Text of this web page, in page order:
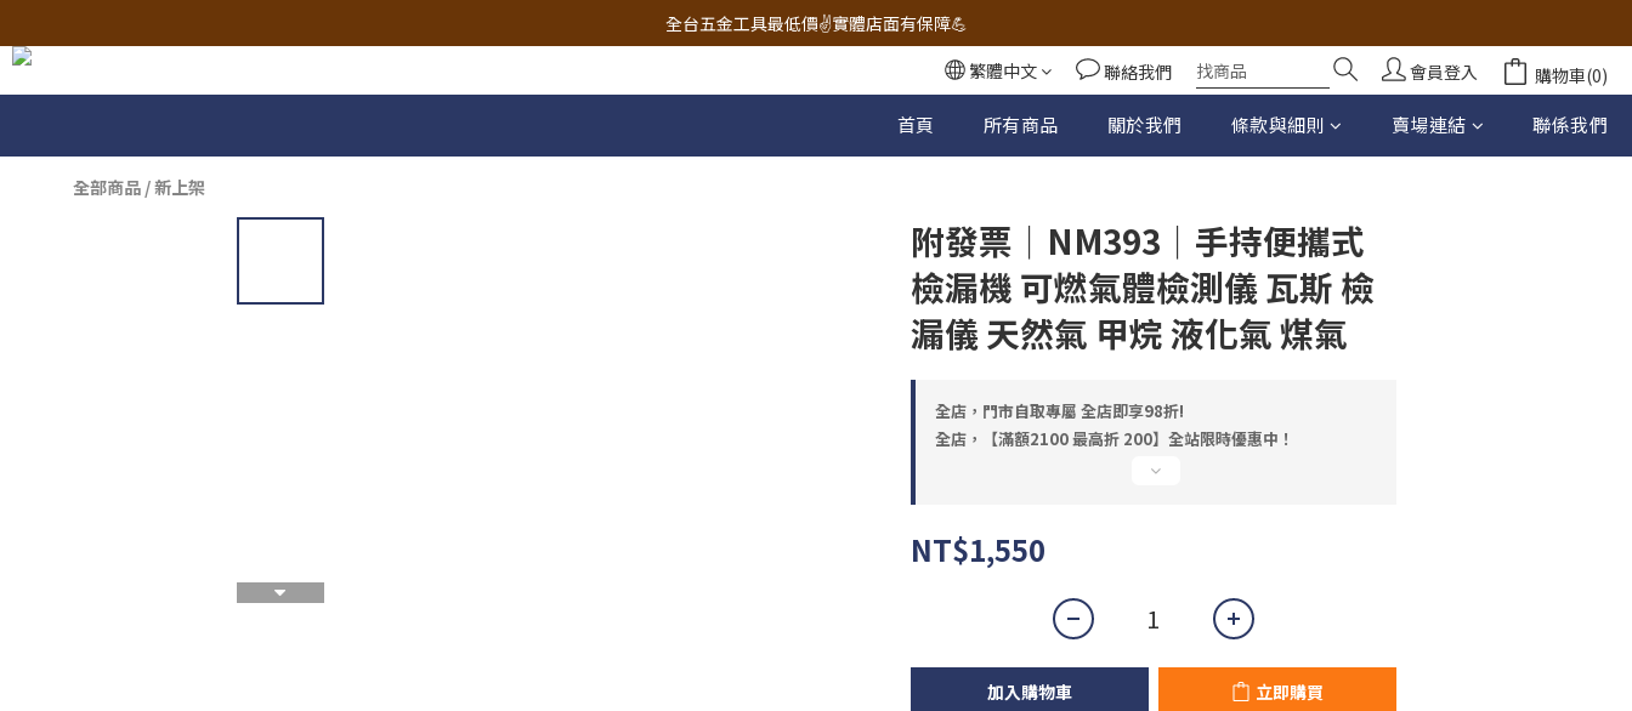
🔧電動工具&五金唯一首選 宇慶五金網拍🔧
全台五金工具最低價✌️實體店面有保障💪
配有專業維修部門🔧品質保修一年📌
🔧電動工具&五金唯一首選 宇慶五金網拍🔧
繁體中文 聯絡我們 會員登入 購物車(0)
首頁 所有商品 關於我們 條款與細則 賣場連結 聯係我們
全部商品 /新上架
附發票｜NM393｜手持便攜式
檢漏機 可燃氣體檢測儀 瓦斯 檢
漏儀 天然氣 甲烷 液化氣 煤氣
全店，門市自取專屬 全店即享98折!
全店，【滿額2100 最高折 200】全站限時優惠中！
NT$1,550
加入購物車 立即購買
立即購買